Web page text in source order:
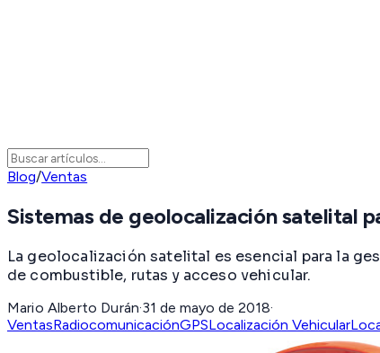
Blog/Ventas
Sistemas de geolocalización satelital
La geolocalización satelital es esencial para la
de combustible, rutas y acceso vehicular.
Mario Alberto Durán·31 de mayo de 2018·
VentasRadiocomunicaciónGPSLocalización Vehicular